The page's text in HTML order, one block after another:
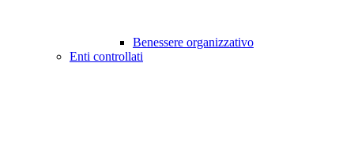
Benessere organizzativo
Enti controllati